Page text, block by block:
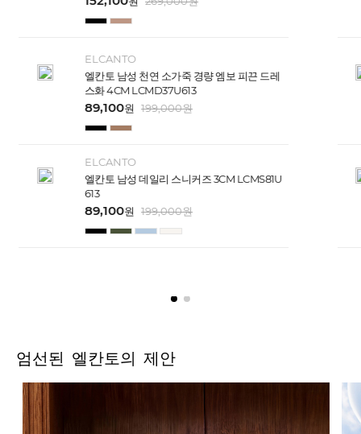
ELCANTO
엘칸토 남성 천연 소가죽 경량 엠보 피끈 드레
스화 4CM LCMD37U613
89,100원 199,000원
ELCANTO
엘칸토 남성 데일리 스니커즈 3CM LCMS81U
613
89,100원 199,000원
엄선된 엘칸토의 제안